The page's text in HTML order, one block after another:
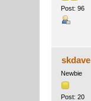
Post: 96
skdave
Newbie
Post: 20